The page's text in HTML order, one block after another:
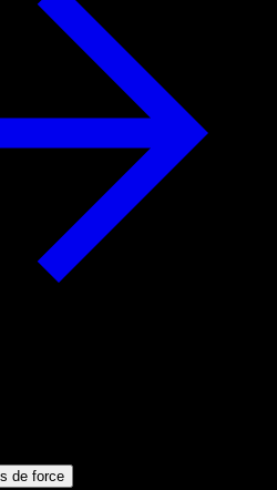
de force